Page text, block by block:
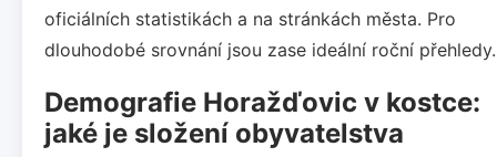
oficiálních statistikách a na stránkách města. Pro
dlouhodobé srovnání jsou zase ideální roční přehledy.
Demografie Horažďovic v kostce:
jaké je složení obyvatelstva